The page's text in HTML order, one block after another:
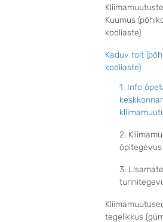
Kuumus
kooliaste)
Kaduv toit
kooliaste)
1. Info
2.
õpitegevus
3.
tegelikkus